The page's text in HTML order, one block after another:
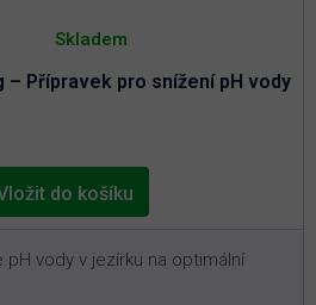
– Přípravek pro snížení pH vody
hodnocení
5,0
Skladem
pH vody v jezírku na optimální